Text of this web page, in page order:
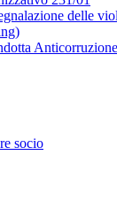
delle
socio